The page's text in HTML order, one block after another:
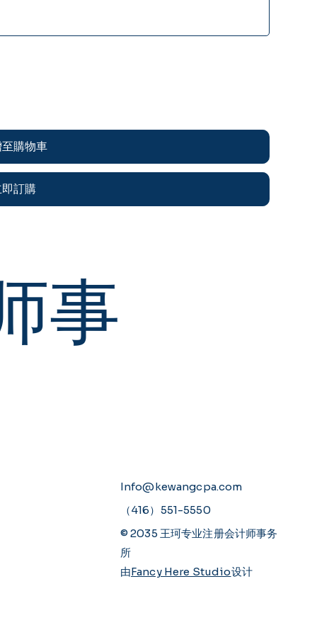
購物車
訂購
事
Info@kewangcpa.com
（416）551-5550
© 2035 王珂专业注册会计师事务
所
由Fancy Here Studio设计